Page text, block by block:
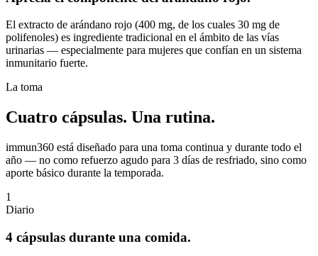
El extracto de arándano rojo (400 mg, de los cuales 30 mg de
polifenoles) es ingrediente tradicional en el ámbito de las vías
urinarias — especialmente para mujeres que confían en un sistema
inmunitario fuerte.
La toma
Cuatro cápsulas. Una rutina.
immun360 está diseñado para una toma continua y durante todo el
año — no como refuerzo agudo para 3 días de resfriado, sino como
aporte básico durante la temporada.
1
Diario
4 cápsulas durante una comida.